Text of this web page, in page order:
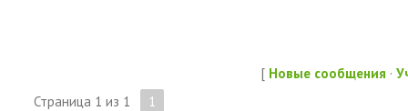
[ Новые сообщения ·
Страница 1 из 1
1